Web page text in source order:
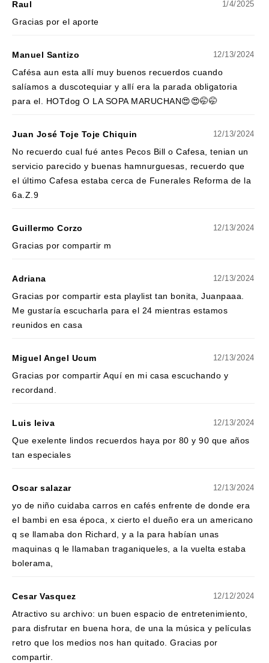
Raul 1/4/2025
Gracias por el aporte
Manuel Santizo 12/13/2024
Cafésa aun esta allí muy buenos recuerdos cuando
salíamos a duscotequiar y allí era la parada obligatoria
para el. HOTdog O LA SOPA MARUCHAN😍😍🤭🤭
Juan José Toje Toje Chiquin 12/13/2024
No recuerdo cual fué antes Pecos Bill o Cafesa, tenian un
servicio parecido y buenas hamnurguesas, recuerdo que
el último Cafesa estaba cerca de Funerales Reforma de la
6a.Z.9
Guillermo Corzo 12/13/2024
Gracias por compartir m
Adriana 12/13/2024
Gracias por compartir esta playlist tan bonita, Juanpaaa.
Me gustaría escucharla para el 24 mientras estamos
reunidos en casa
Miguel Angel Ucum 12/13/2024
Gracias por compartir Aquí en mi casa escuchando y
recordand.
Luis leiva 12/13/2024
Que exelente lindos recuerdos haya por 80 y 90 que años
tan especiales
Oscar salazar 12/13/2024
yo de niño cuidaba carros en cafés enfrente de donde era
el bambi en esa época, x cierto el dueño era un americano
q se llamaba don Richard, y a la para habían unas
maquinas q le llamaban traganiqueles, a la vuelta estaba
bolerama,
Cesar Vasquez 12/12/2024
Atractivo su archivo: un buen espacio de entretenimiento,
para disfrutar en buena hora, de una la música y películas
retro que los medios nos han quitado. Gracias por
compartir.